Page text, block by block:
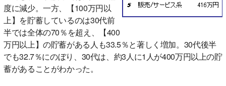
度に減少。一方、【100万円以
上】を貯蓄しているのは30代前
半では全体の70％を超え、【400
万円以上】の貯蓄がある人も33.5％と著しく増加。30代後半
でも32.7％にのぼり、30代は、約3人に1人が400万円以上の貯
蓄があることがわかった。